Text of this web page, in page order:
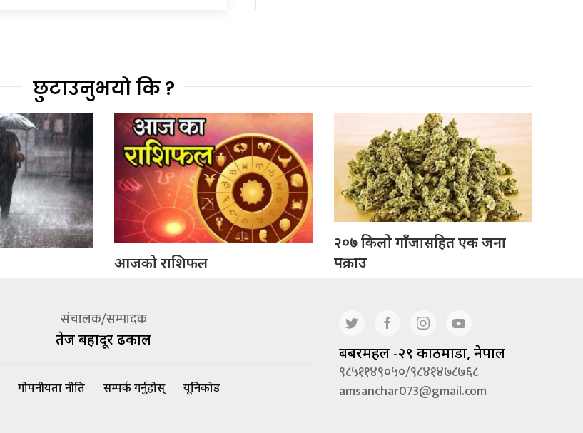
छुटाउनुभयो कि ?
आजको राशिफल
२०७ किलो गाँजासहित एक जना
पक्राउ
संचालक/सम्पादक
तेज बहादूर ढकाल
गोपनीयता नीति सम्पर्क गर्नुहोस् यूनिकोड
बबरमहल -२९ काठमाडौं, नेपाल
९८५११४९०५०/९८४१४७८७६८
amsanchar073@gmail.com